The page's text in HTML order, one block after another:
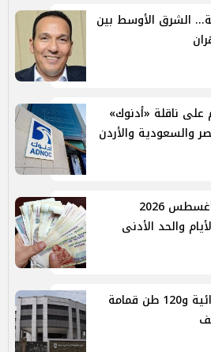
الشرق الأوسط بين
على ناقلة «أدنوك»
والسعودية والأردن
موعد صرف مرتبات أغسطس 2026
والحد الأدنى
رفع المطبات العشوائية و120 طن قمامة